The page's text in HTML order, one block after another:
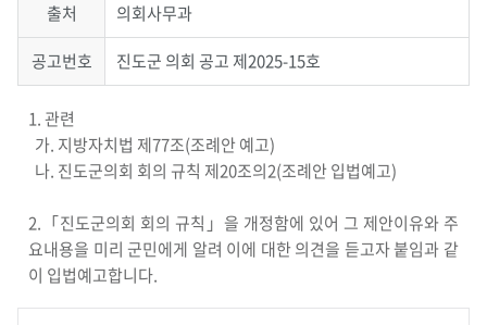
출처
의회사무과
공고번호
진도군 의회 공고 제2025-15호
1. 관련
가. 지방자치법 제77조(조례안 예고)
나. 진도군의회 회의 규칙 제20조의2(조례안 입법예고)
2.「진도군의회 회의 규칙」을 개정함에 있어 그 제안이유와 주
요내용을 미리 군민에게 알려 이에 대한 의견을 듣고자 붙임과 같
이 입법예고합니다.